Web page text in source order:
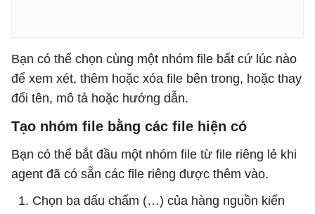
Bạn có thể chọn cùng một nhóm file bất cứ lúc nào
để xem xét, thêm hoặc xóa file bên trong, hoặc thay
đổi tên, mô tả hoặc hướng dẫn.
Tạo nhóm file bằng các file hiện có
Bạn có thể bắt đầu một nhóm file từ file riêng lẻ khi
agent đã có sẵn các file riêng được thêm vào.
Chọn ba dấu chấm (…) của hàng nguồn kiến ​​